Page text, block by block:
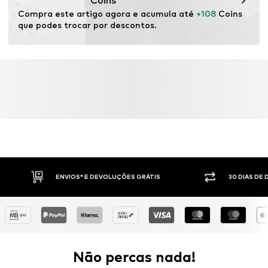
Compra este artigo agora e acumula até +108 Coins
que podes trocar por descontos.
ENVIOS* E DEVOLUÇÕES GRÁTIS 30 DIAS DE
Não percas nada!